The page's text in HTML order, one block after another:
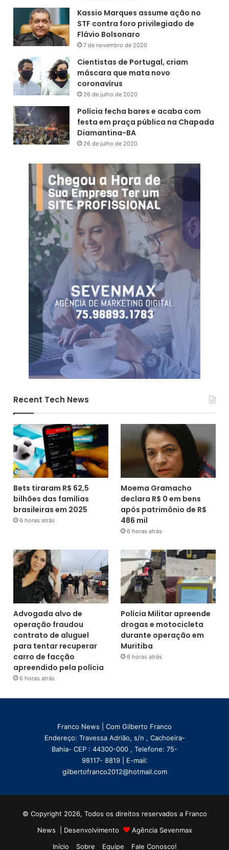
Kassio Marques assume ação no
STF contra foro privilegiado de
Flávio Bolsonaro
7 de novembro de 2020
Cientistas de Portugal, criam
máscara que mata novo
coronavírus
26 de julho de 2020
Polícia fecha bares e acaba com
festa em praça pública na Chapada
Diamantina-BA
26 de julho de 2020
Recent Tech News
Bets tiraram R$ 62,5
bilhões das famílias
brasileiras em 2025
6 horas atrás
Moema Gramacho
declara R$ 0 em bens
após patrimônio de R$
486 mil
6 horas atrás
Advogada alvo de
operação fraudou
contrato de aluguel
para tentar recuperar
carro de facção
apreendido pela polícia
6 horas atrás
Polícia Militar apreende
drogas e motocicleta
durante operação em
Muritiba
6 horas atrás
Franco News | Com Gilberto Franco
Endereço: Travessa Adrião, s/n , Cachoeira-
Bahia- CEP : 44300-000 , Telefone: 75-
98117- 8819 | E-mail:
gilbertofranco2012@hotmail.com
© Copyright 2026, Todos os direitos reservados a Franco
News | Desenvolvimento
Agência Sevenmax
Início
Sobre Equipe Fale Conosco!